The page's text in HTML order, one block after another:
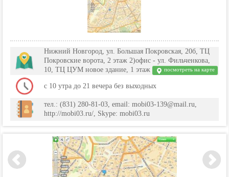
Нижний Новгород, ул. Большая Покровская, 20б, ТЦ
Покровские ворота, 2 этаж 2)офис - ул. Фильченкова,
10, ТЦ ЦУМ новое здание, 1 этаж
посмотреть на карте
с 10 утра до 21 вечера без выходных
тел.: (831) 280-81-03, email: mobi03-139@mail.ru,
http://mobi03.ru/, Skype: mobi03.ru